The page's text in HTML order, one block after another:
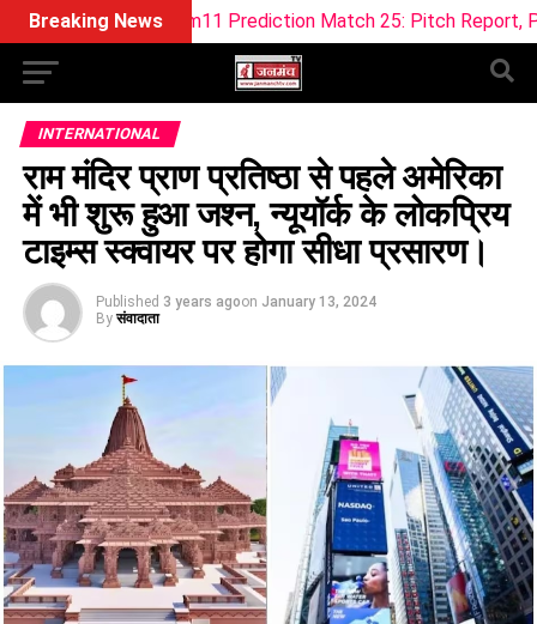
Breaking News
Dream11 Prediction Match 25: Pitch Report, Playing 11 &
INTERNATIONAL
राम मंदिर प्राण प्रतिष्ठा से पहले अमेरिका
में भी शुरू हुआ जश्न, न्यूयॉर्क के लोकप्रिय
टाइम्स स्क्वायर पर होगा सीधा प्रसारण।
Published 3 years agoon January 13, 2024
By संवादाता